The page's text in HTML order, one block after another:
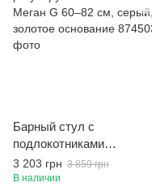
Барный стул с
подлокотниками
регулируемый по высоте
Меган G 60–82 см, серый,
3 203 грн 3 859 грн
В наличии